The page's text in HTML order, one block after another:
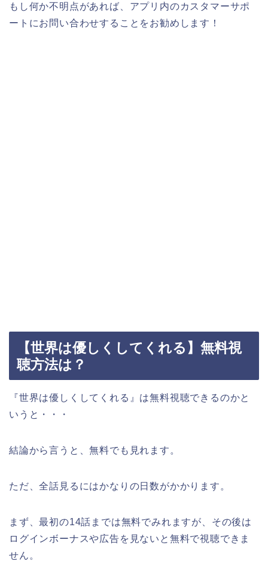
もし何か不明点があれば、アプリ内のカスタマーサポ
ートにお問い合わせすることをお勧めします！
【世界は優しくしてくれる】無料視
聴方法は？
『世界は優しくしてくれる』は無料視聴できるのかと
いうと・・・
結論から言うと、無料でも見れます。
ただ、全話見るにはかなりの日数がかかります。
まず、最初の14話までは無料でみれますが、その後は
ログインボーナスや広告を見ないと無料で視聴できま
せん。